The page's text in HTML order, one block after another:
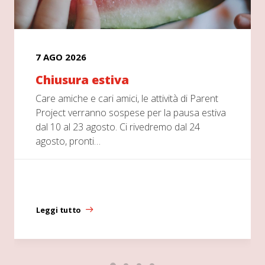
7 AGO 2026
Chiusura estiva
Care amiche e cari amici, le attività di Parent
Project verranno sospese per la pausa estiva
dal 10 al 23 agosto. Ci rivedremo dal 24
agosto, pronti…
Leggi tutto